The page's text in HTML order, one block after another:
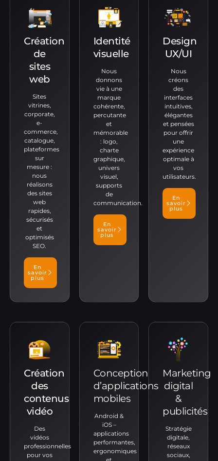
Création
de
sites
web
Sites
vitrines,
corporate,
e-
commerce,
catalogue,
plateformes
sur
mesure :
nous
réalisons
des sites
web
rapides,
sécurisés
et
optimisés
SEO.
En
savoir
plus
Identité
visuelle
Nous
donnons
vie à une
marque
cohérente,
percutante
et
mémorable
: logo,
charte
graphique,
univers
visuel,
supports
de
communication.
En
savoir
plus
Design
UX/UI
Nous
créons
des
interfaces
intuitives,
élégantes
et pensées
pour offrir
une
expérience
optimale à
vos
utilisateurs.
En
savoir
plus
Création
des
contenus
vidéo
Des
vidéos
professionnelles
pour vos
Conception
d’applications
mobiles
Android &
iOS –
applications
performantes,
ergonomiques
Marketing
digital
&
publicités
Stratégie
digitale,
réseaux
sociaux,